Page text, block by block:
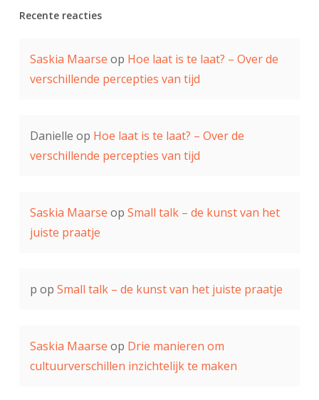
Recente reacties
Saskia Maarse op Hoe laat is te laat? – Over de
verschillende percepties van tijd
Danielle op Hoe laat is te laat? – Over de
verschillende percepties van tijd
Saskia Maarse op Small talk – de kunst van het
juiste praatje
p op Small talk – de kunst van het juiste praatje
Saskia Maarse op Drie manieren om
cultuurverschillen inzichtelijk te maken